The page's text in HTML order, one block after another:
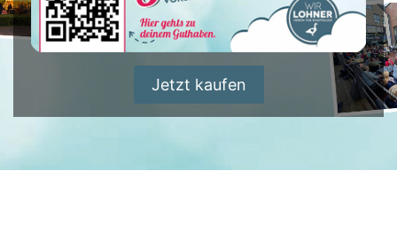
Jetzt kaufen